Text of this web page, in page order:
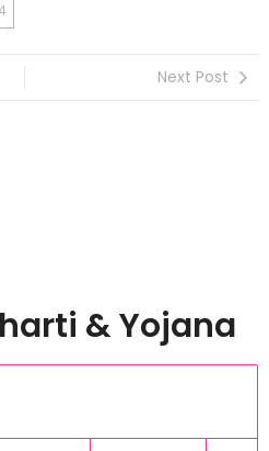
Next Post
& Yojana